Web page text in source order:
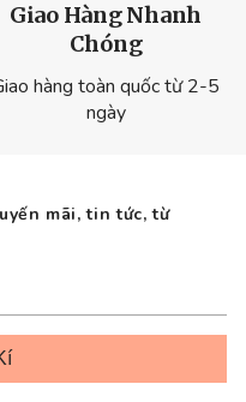
Giao Hàng Nhanh
Chóng
hàng toàn quốc từ 2-5
ngày
mãi, tin tức, từ